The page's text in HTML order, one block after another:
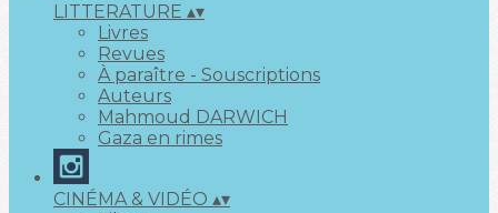
LITTERATURE ▴▾
Livres
Revues
À paraître - Souscriptions
Auteurs
Mahmoud DARWICH
Gaza en rimes
CINÉMA & VIDÉO ▴▾